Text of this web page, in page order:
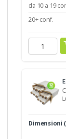
da 10 a 19
20+ conf.
Dimensioni